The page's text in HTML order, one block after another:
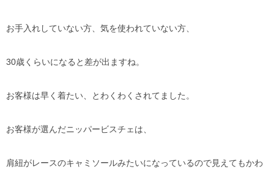
お手入れしていない方、気を使われていない方、
30歳くらいになると差が出ますね。
お客様は早く着たい、とわくわくされてました。
お客様が選んだニッパービスチェは、
肩紐がレースのキャミソールみたいになっているので見えてもかわ